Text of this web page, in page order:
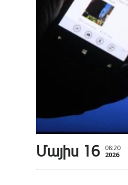
Մայիս 16 08:20
2026